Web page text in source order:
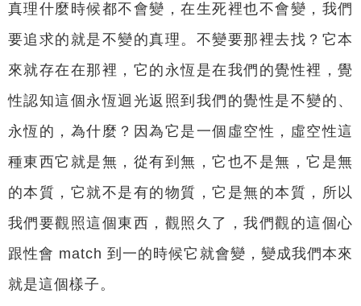
真理什麼時候都不會變，在生死裡也不會變，我們
要追求的就是不變的真理。不變要那裡去找？它本
來就存在在那裡，它的永恆是在我們的覺性裡，覺
性認知這個永恆迴光返照到我們的覺性是不變的、
永恆的，為什麼？因為它是一個虛空性，虛空性這
種東西它就是無，從有到無，它也不是無，它是無
的本質，它就不是有的物質，它是無的本質，所以
我們要觀照這個東西，觀照久了，我們觀的這個心
跟性會 match 到一的時候它就會變，變成我們本來
就是這個樣子。